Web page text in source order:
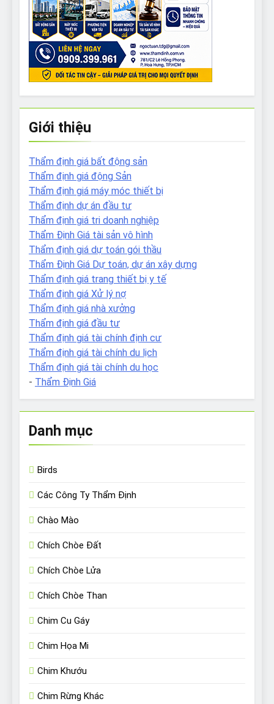
Giới thiệu
Thẩm định giá bất động sản
Thẩm định giá động Sản
Thẩm định giá máy móc thiết bị
Thẩm định dự án đầu tư
Thẩm định giá tri doanh nghiệp
Thẩm Định Giá tài sản vô hình
Thẩm định giá dự toán gói thầu
Thẩm Định Giá Dự toán, dự án xây dựng
Thẩm định giá trang thiết bị y tế
Thẩm định giá Xử lý nợ
Thẩm định giá nhà xưởng
Thẩm định giá đầu tư
Thẩm định giá tài chính định cư
Thẩm định giá tài chính du lịch
Thẩm định giá tài chính du học
- Thẩm Định Giá
Danh mục
Birds
Các Công Ty Thẩm Định
Chào Mào
Chích Chòe Đất
Chích Chòe Lửa
Chích Chòe Than
Chim Cu Gáy
Chim Họa Mi
Chim Khướu
Chim Rừng Khác